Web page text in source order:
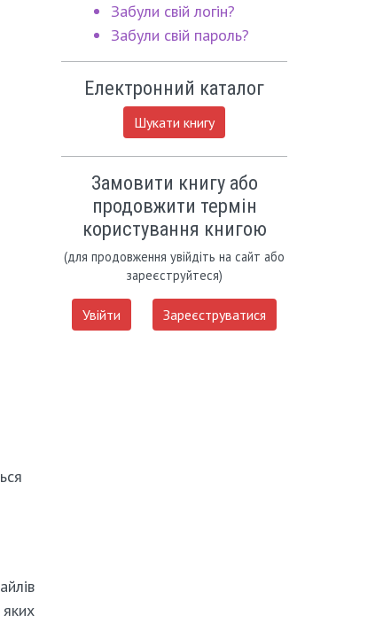
Забули свій логін?
Забули свій пароль?
Електронний каталог
Шукати книгу
Замовити книгу або
продовжити термін
користування книгою
(для продовження увійдіть на сайт або
зареєструйтеся)
Увійти Зареєструватися